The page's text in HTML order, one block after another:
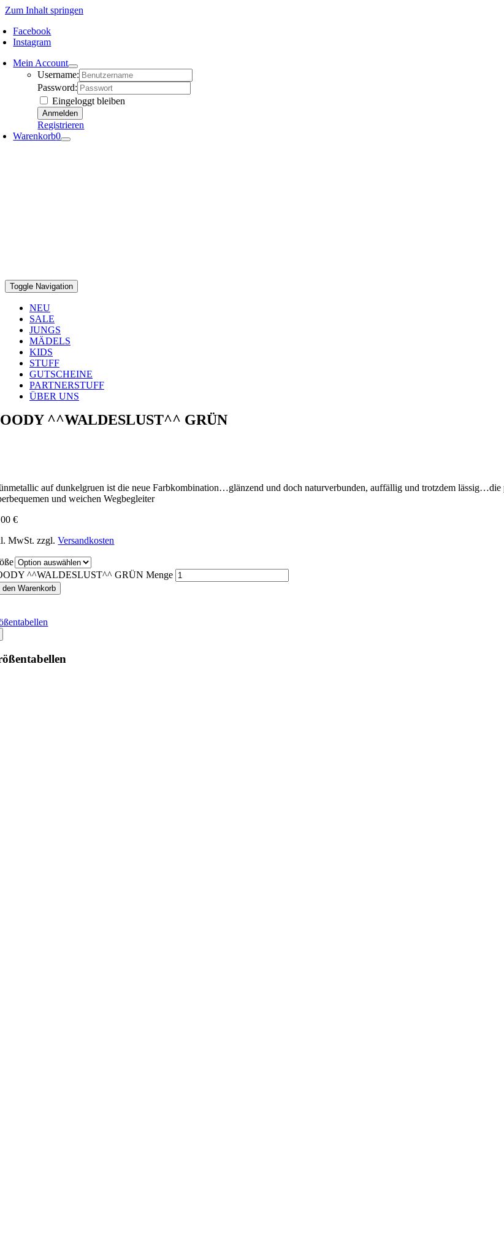
Zum Inhalt springen
Facebook
Instagram
Mein Account
Username:
Password:
Eingeloggt bleiben
Registrieren
Warenkorb0
Toggle Navigation
NEU
SALE
JUNGS
MÄDELS
KIDS
STUFF
GUTSCHEINE
PARTNERSTUFF
ÜBER UNS
^^WALDESLUST^^ GRÜN
auf dunkelgruen ist die neue Farbkombination…glänzend und doch naturverbunden, auffällig und trotzdem
und weichen Wegbegleiter
€
MwSt. zzgl.Versandkosten
^^WALDESLUST^^ GRÜN Menge
den Warenkorb